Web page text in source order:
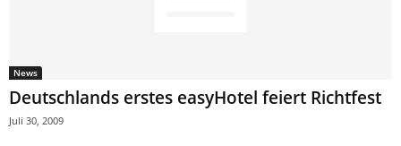
News
Deutschlands erstes easyHotel feiert Richtfest
Juli 30, 2009